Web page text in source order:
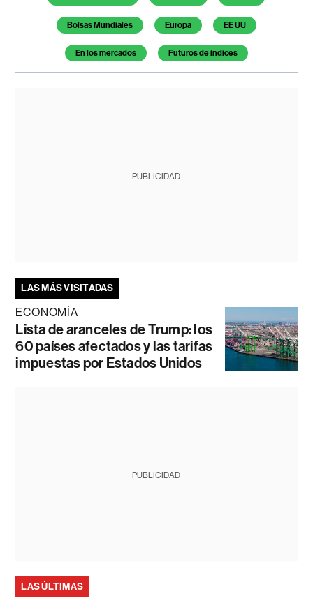
Bolsas Mundiales Europa EE UU
En los mercados Futuros de índices
PUBLICIDAD
LAS MÁS VISITADAS
ECONOMÍA
Lista de aranceles de Trump: los
60 países afectados y las tarifas
impuestas por Estados Unidos
PUBLICIDAD
LAS ÚLTIMAS